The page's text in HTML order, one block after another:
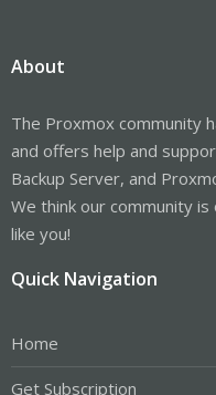
About
The Proxmox community
and offers help and
Backup Server, and
We think our community
like you!
Quick Navigation
Home
Get Subscription